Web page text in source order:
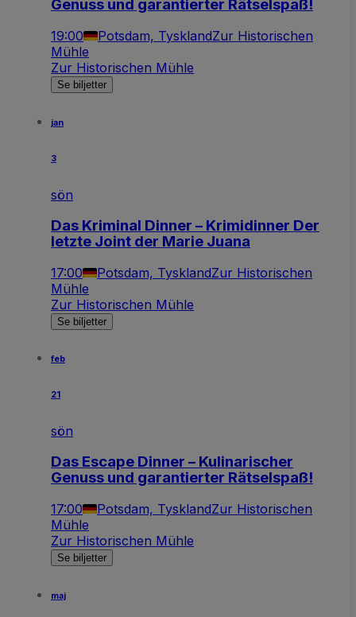
Genuss und garantierter Rätselspaß!
19:00 Potsdam, TysklandZur Historischen
Mühle
Zur Historischen Mühle
Se biljetter
jan
3
sön
Das Kriminal Dinner – Krimidinner Der
letzte Joint der Marie Juana
17:00 Potsdam, TysklandZur Historischen
Mühle
Zur Historischen Mühle
Se biljetter
feb
21
sön
Das Escape Dinner – Kulinarischer
Genuss und garantierter Rätselspaß!
17:00 Potsdam, TysklandZur Historischen
Mühle
Zur Historischen Mühle
Se biljetter
maj